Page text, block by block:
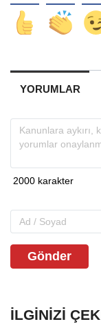
YORUMLAR
Gönder
İLGINIZI